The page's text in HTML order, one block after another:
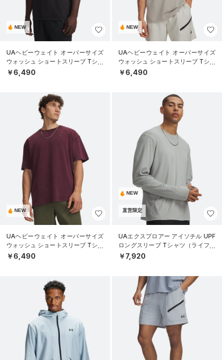
NEW
UAヘビーウェイト オーバーサイズ
ウォッシュ ショートスリーブ Tシャ
ツ（ライフスタイル/MEN）
￥6,490
NEW
UAヘビーウェイト オーバーサイズ
ウォッシュ ショートスリーブ Tシャ
ツ（ライフスタイル/MEN）
￥6,490
NEW
UAヘビーウェイト オーバーサイズ
ウォッシュ ショートスリーブ Tシャ
ツ（ライフスタイル/MEN）
￥6,490
NEW
直営限定
UAエクスプロアー アイソチル UPF
ロングスリーブ Tシャツ（ライフス
タイル/MEN）
￥7,920